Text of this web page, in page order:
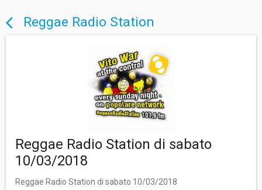
arrow_back_ios Reggae Radio Station
Reggae Radio Station di sabato
10/03/2018
Reggae Radio Station di sabato 10/03/2018